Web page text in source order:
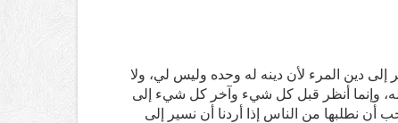
إلى دين المرء لأن دينه له وحده وليس لي، ولا
وإنما أنظر قبل كل شيء وآخر كل شيء إلى
أن نطلبها من الناس إذا أردنا أن نسير إلى